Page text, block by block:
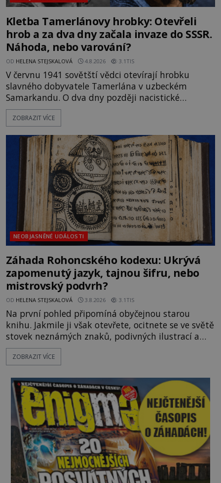
Kletba Tamerlánovy hrobky: Otevřeli
hrob a za dva dny začala invaze do SSSR.
Náhoda, nebo varování?
OD HELENA STEJSKALOVÁ 4.8.2026 3.1TIS
V červnu 1941 sovětští vědci otevírají hrobku
slavného dobyvatele Tamerlána v uzbeckém
Samarkandu. O dva dny později nacistické
Německo zahajuje operaci Barbarossa a napadá
Sovětský svaz. Shoda dat je natolik zarážející, že se
na legendě něco pravdy, nebo jde jen o fascinující
souhru okolností? Když antropolog Michail
Gerasimov (1907-1970) a
ZOBRAZIT VÍCE
NEOBJASNĚNÉ UDÁLOSTI
Záhada Rohoncského kodexu: Ukrývá
zapomenutý jazyk, tajnou šifru, nebo
mistrovský podvrh?
OD HELENA STEJSKALOVÁ 3.8.2026 3.1TIS
Na první pohled připomíná obyčejnou starou
knihu. Jakmile ji však otevřete, ocitnete se ve světě
stovek neznámých znaků, podivných ilustrací a
textu, který už téměř dvě století vzdoruje všem
pokusům o rozluštění. Rohoncský kodex patří mezi
jistotou neví, kdo jej napsal, kdy vznikl ani co
vlastně vypráví. Rohoncský kodex se poprvé
objevuje v roce
ZOBRAZIT VÍCE